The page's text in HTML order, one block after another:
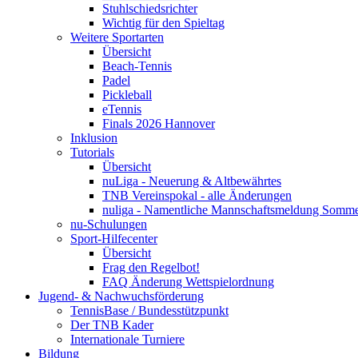
Stuhlschiedsrichter
Wichtig für den Spieltag
Weitere Sportarten
Übersicht
Beach-Tennis
Padel
Pickleball
eTennis
Finals 2026 Hannover
Inklusion
Tutorials
Übersicht
nuLiga - Neuerung & Altbewährtes
TNB Vereinspokal - alle Änderungen
nuliga - Namentliche Mannschaftsmeldung
nu-Schulungen
Sport-Hilfecenter
Übersicht
Frag den Regelbot!
FAQ Änderung Wettspielordnung
Jugend- & Nachwuchsförderung
TennisBase / Bundesstützpunkt
Der TNB Kader
Internationale Turniere
Bildung